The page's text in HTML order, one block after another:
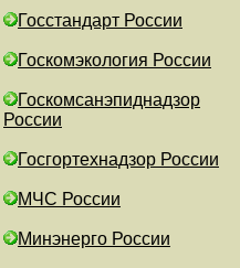
Госстандарт России
Госкомэкология России
Госкомсанэпиднадзор
России
Госгортехнадзор России
МЧС России
Минэнерго России